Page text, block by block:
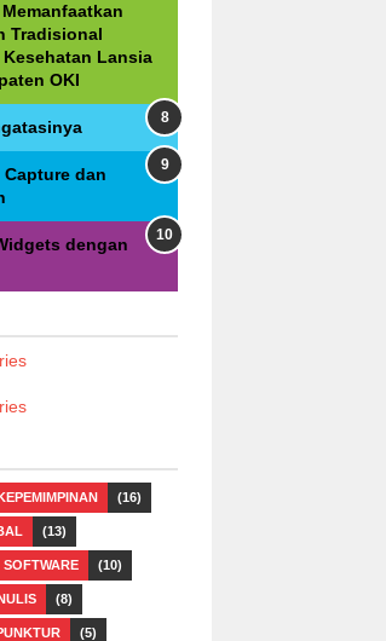
Tradisional
Lansia
OKI
Capture dan
dengan
(16)
(13)
SOFTWARE (10)
(8)
(5)